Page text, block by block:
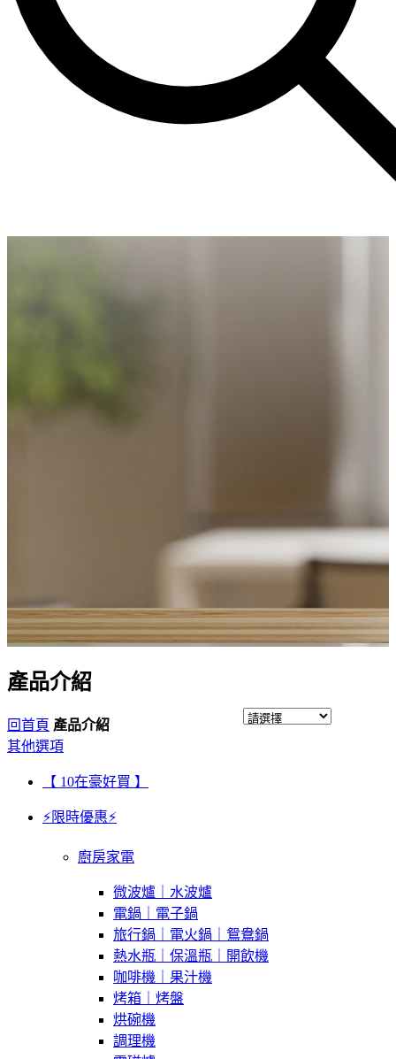
產品介紹
回首頁 產品介紹
其他選項
【 10在豪好買 】
⚡限時優惠⚡
廚房家電
微波爐｜水波爐
電鍋｜電子鍋
旅行鍋｜電火鍋｜鴛鴦鍋
熱水瓶｜保溫瓶｜開飲機
咖啡機｜果汁機
烤箱｜烤盤
烘碗機
調理機